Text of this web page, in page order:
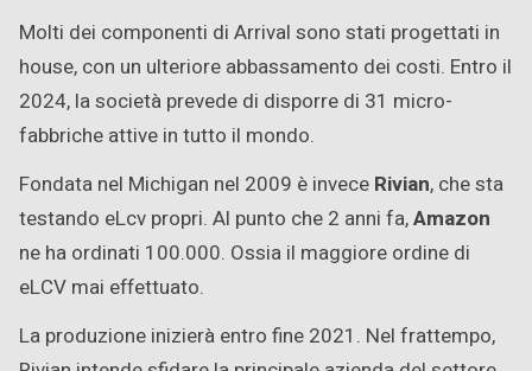
Molti dei componenti di Arrival sono stati progettati in
house, con un ulteriore abbassamento dei costi. Entro il
2024, la società prevede di disporre di 31 micro-
fabbriche attive in tutto il mondo.
Fondata nel Michigan nel 2009 è invece Rivian, che sta
testando eLcv propri. Al punto che 2 anni fa,Amazon
ne ha ordinati 100.000. Ossia il maggiore ordine di
eLCV mai effettuato.
La produzione inizierà entro fine 2021. Nel frattempo,